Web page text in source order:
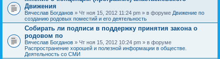
Движения
Вячеслав Богданов » Чт ноя 15, 2012 11:24 pm » в форуме Движение по
созданию родовых поместий и его деятельность
Собирать ли подписи в поддержку принятия закона о
родовом по
Вячеслав Богданов » Чт ноя 15, 2012 10:24 pm » в форуме
Распространение хорошей и полезной информации в обществе.
Деятельность со СМИ